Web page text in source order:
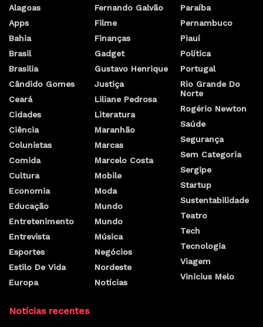
Alagoas
Apps
Bahia
Brasil
Brasilia
Cândido Gomes
Ceará
Cidades
Ciência
Colunistas
Comida
Cultura
Economia
Educação
Entretenimento
Entrevista
Esportes
Estilo De Vida
Europa
Fernando Galvão
Filme
Finanças
Gadget
Gustavo Henrique
Justiça
Liliane Pedrosa
Literatura
Maranhão
Marcas
Marcelo Costa
Mobile
Moda
Mundo
Mundo
Música
Negócios
Nordeste
Notícias
Paraíba
Pernambuco
Piauí
Política
Portugal
Rio Grande Do
Norte
Rogério Newton
Saúde
Segurança
Sem Categoria
Sergipe
Startup
Sustentabilidade
Teatro
Tech
Tecnologia
Viagem
Vinicius Melo
Notícias recentes